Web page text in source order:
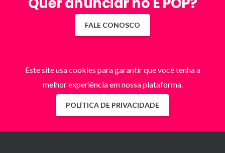
FALE CONOSCO
Este site usa cookies para garantir que você tenha a
melhor experiência em nossa plataforma.
POLÍTICA DE PRIVACIDADE